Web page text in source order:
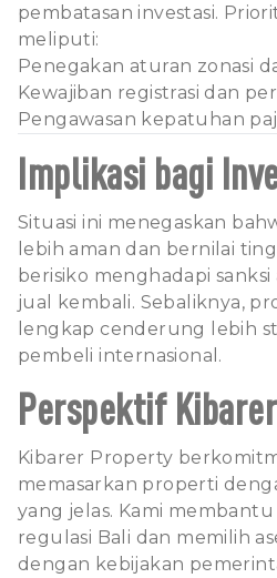
pembatasan investasi.
meliputi:
Penegakan aturan zonasi
Kewajiban registrasi dan
Pengawasan kepatuhan
Implikasi bagi
Situasi ini menegaskan
lebih aman dan bernilai
berisiko menghadapi
jual kembali. Sebaliknya,
lengkap cenderung lebih
pembeli internasional.
Perspektif
Kibarer Property
memasarkan properti
yang jelas. Kami
regulasi Bali dan memilih
dengan kebijakan